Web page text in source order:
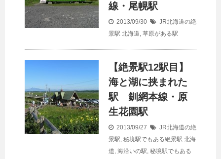
線・尾幌駅
2013/09/30
JR北海道の絶
景駅 北海道, 草原がある駅
【絶景駅12駅目】
海と湖に挟まれた
駅 釧網本線・原
生花園駅
2013/09/27
JR北海道の絶
景駅, 秘境駅でもある絶景駅 北海
道, 海沿いの駅, 秘境駅でもある